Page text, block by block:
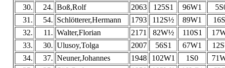
30.
24. Boß,Rolf 2063 125S1 96W1
31.
54. Schlötterer,Hermann 1793 112S½ 89W1
32.
11. Walter,Florian 2171 82W½ 110S1
33.
30. Ulusoy,Tolga 2007 56S1 67W1
34.
37. Neuner,Johannes 1948 102W1 1S0